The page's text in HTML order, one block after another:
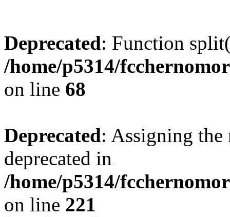
Deprecated: Function
/home/p5314/
on line 68
Deprecated: Assigning the
deprecated in
/home/p5314/
on line 221